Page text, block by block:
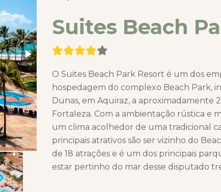
Suites Beach
O Suites Beach Park Resort é um dos
hospedagem do complexo Beach Park,
Dunas, em Aquiraz, a aproximadamente
Fortaleza. Com a ambientação rústica e
um clima acolhedor de uma tradicional
principais atrativos são ser vizinho do
de 18 atrações e é um dos principais
estar pertinho do mar desse disputado